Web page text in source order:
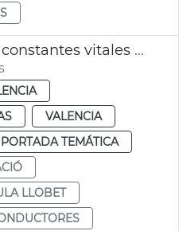
Sistema de registro constantes vitales conductores València
VALENCIA
TEMÁTICA
LLOBET